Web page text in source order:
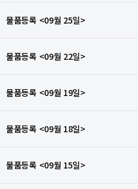
물품등록 <09월 25일>
물품등록 <09월 22일>
물품등록 <09월 19일>
물품등록 <09월 18일>
물품등록 <09월 15일>